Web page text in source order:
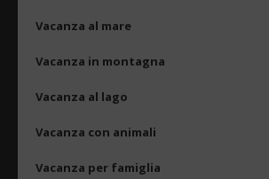
Vacanza al mare
Vacanza in montagna
Vacanza al lago
Vacanza con animali
Vacanza per famiglia